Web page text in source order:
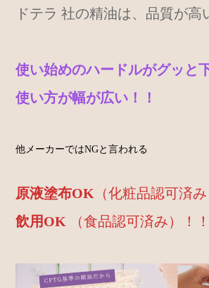
ドテラ 社の精油は、品質が高
使い始めのハードルがグッと
使い方が幅が広い！！
他メーカーではNGと言われる
原液塗布OK （化粧品認可済み
飲用OK （食品認可済み）！！